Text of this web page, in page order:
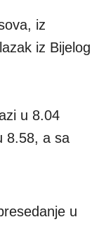
iz
iz Bijelog
u 8.04
8.58, a sa
u